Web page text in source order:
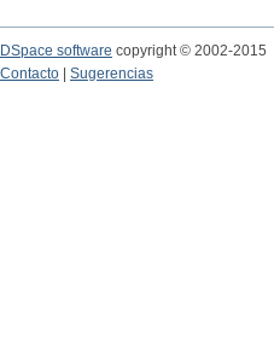
DSpace software copyright © 2002-2015
Contacto
Sugerencias